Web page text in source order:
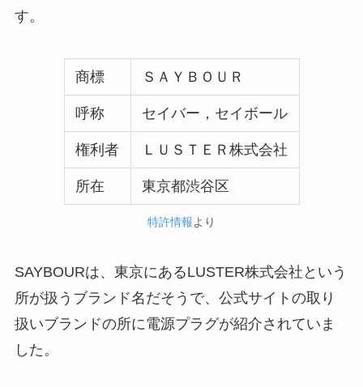
す。
商標 ＳＡＹＢＯＵＲ
呼称 セイバー，セイボール
権利者 ＬＵＳＴＥＲ株式会社
所在 東京都渋谷区
特許情報より
SAYBOURは、東京にあるLUSTER株式会社という
所が扱うブランド名だそうで、公式サイトの取り
扱いブランドの所に電源プラグが紹介されていま
した。